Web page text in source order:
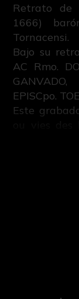
Retrato de
1666)
Tornacensi.
Bajo su
AC Rmo.
EPISCpo.
Este
pintados